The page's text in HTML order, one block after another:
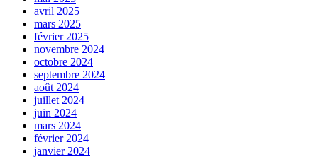
avril 2025
mars 2025
février 2025
novembre 2024
octobre 2024
septembre 2024
août 2024
juillet 2024
juin 2024
mars 2024
février 2024
janvier 2024